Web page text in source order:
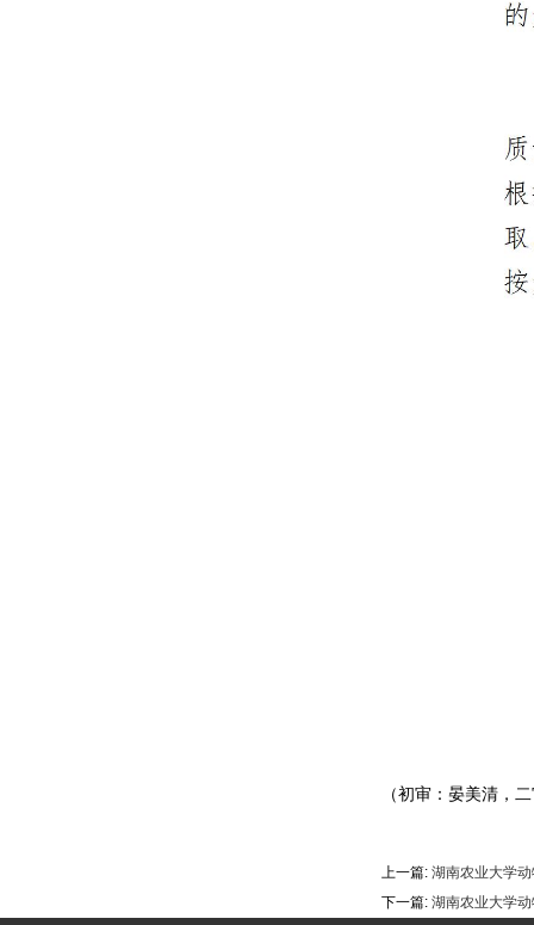
（初审：晏美清，
上一篇: 湖南农业大学
下一篇: 湖南农业大学